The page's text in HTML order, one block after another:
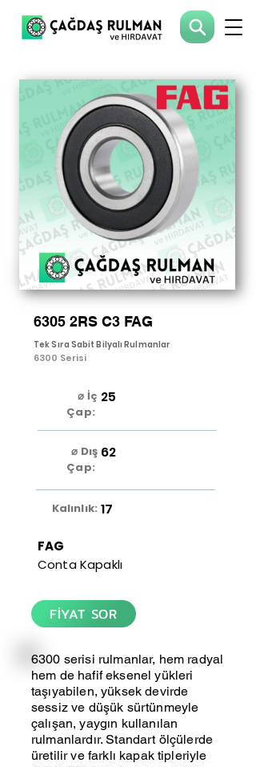
6305 2RS C3 FAG
Tek Sıra Sabit Bilyalı Rulmanlar
6300 Serisi
⌀ İç
Çap:
25
⌀ Dış
Çap:
62
Kalınlık: 17
FAG
Conta Kapaklı
FİYAT SOR
6300 serisi rulmanlar, hem radyal
hem de hafif eksenel yükleri
taşıyabilen, yüksek devirde
sessiz ve düşük sürtünmeyle
çalışan, yaygın kullanılan
rulmanlardır. Standart ölçülerde
üretilir ve farklı kapak tipleriyle